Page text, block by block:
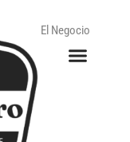
El Negocio